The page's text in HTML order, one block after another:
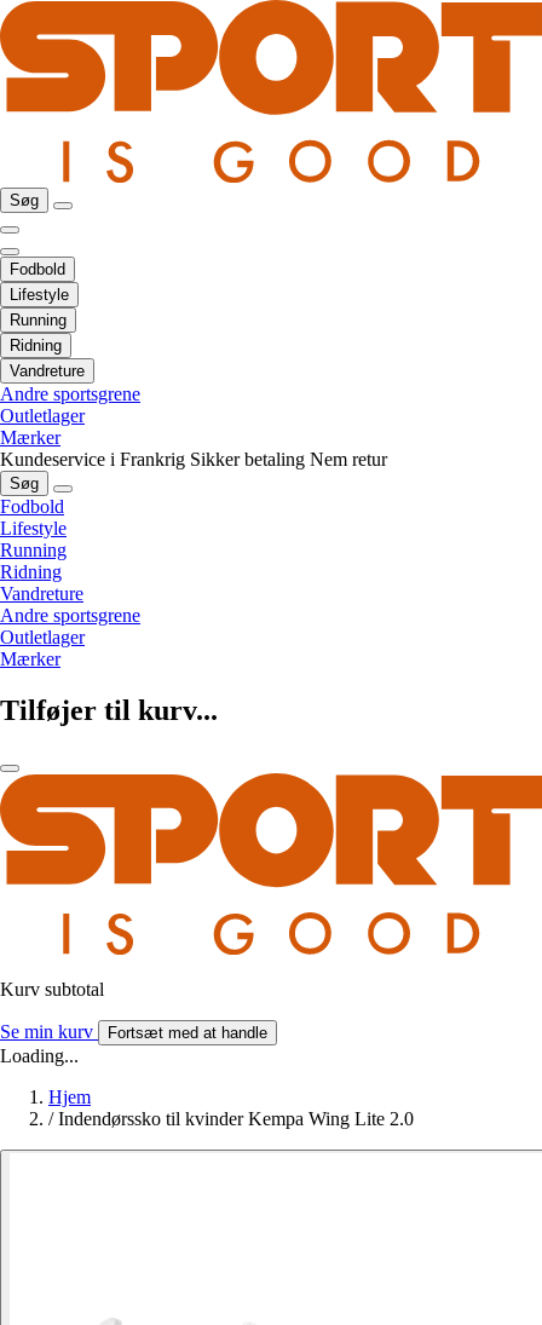
Søg
Fodbold
Lifestyle
Running
Ridning
Vandreture
Andre sportsgrene
Outletlager
Mærker
Kundeservice i Frankrig Sikker betaling Nem retur
Søg
Fodbold
Lifestyle
Running
Ridning
Vandreture
Andre sportsgrene
Outletlager
Mærker
Tilføjer til kurv...
Kurv subtotal
Se min kurv Fortsæt med at handle
Loading...
Hjem
/ Indendørssko til kvinder Kempa Wing Lite 2.0